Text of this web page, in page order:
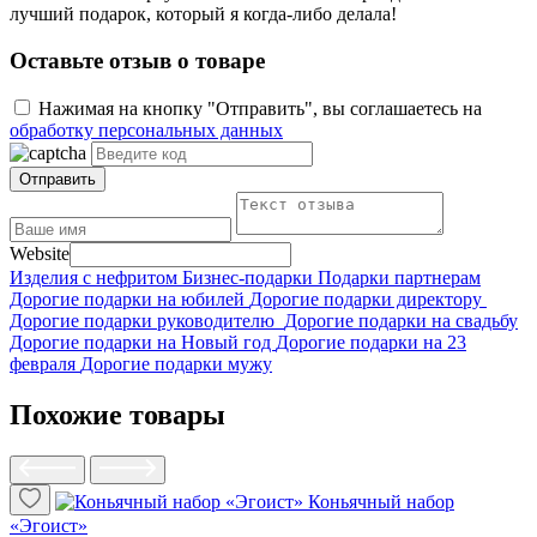
лучший подарок, который я когда-либо делала!
Оставьте отзыв о товаре
Нажимая на кнопку "Отправить", вы соглашаетесь на
обработку персональных данных
Отправить
Website
Изделия с нефритом Бизнес-подарки Подарки партнерам
Дорогие подарки на юбилей Дорогие подарки директору
Дорогие подарки руководителю Дорогие подарки на свадьбу
Дорогие подарки на Новый год Дорогие подарки на 23
февраля Дорогие подарки мужу
Похожие товары
Коньячный набор
«Эгоист»